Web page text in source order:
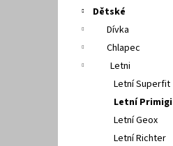
Dětské
Dívka
Chlapec
Letni
Letní Superfit
Letní Primigi
Letní Geox
Letní Richter